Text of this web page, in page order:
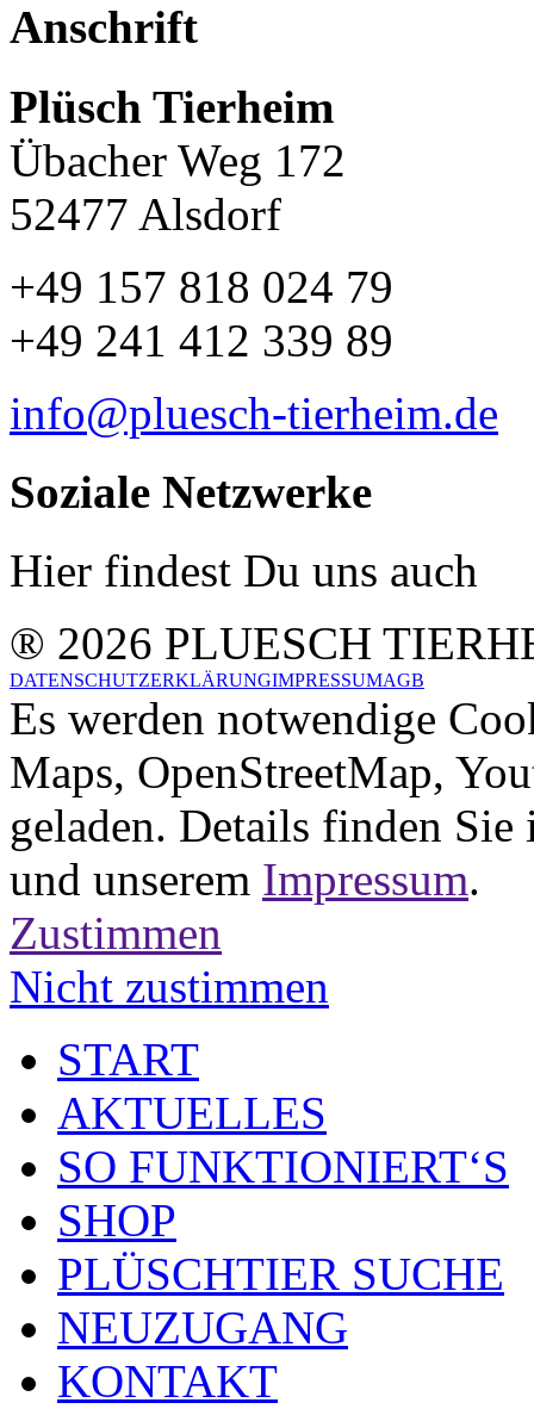
Anschrift
Plüsch Tierheim
Übacher Weg 172
52477 Alsdorf
+49 157 818 024 79
+49 241 412 339 89
info@pluesch-tierheim.de
Soziale Netzwerke
Hier findest Du uns auch
® 2026 PLUESCH
DATENSCHUTZERKLÄRUNGIMPRESSUMAGB
Es werden notwendige
Maps, OpenStreetMap,
geladen. Details finden
und unserem Impressum.
Zustimmen
Nicht zustimmen
START
AKTUELLES
SO FUNKTIONIERT‘S
SHOP
PLÜSCHTIER SUCHE
NEUZUGANG
KONTAKT